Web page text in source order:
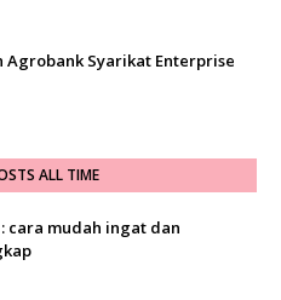
Agrobank Syarikat Enterprise
ALL TIME
: cara mudah ingat dan